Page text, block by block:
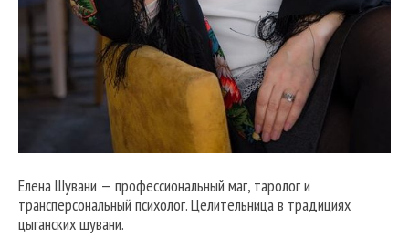
Елена Шувани — профессиональный маг, таролог и
трансперсональный психолог. Целительница в традициях
цыганских шувани.